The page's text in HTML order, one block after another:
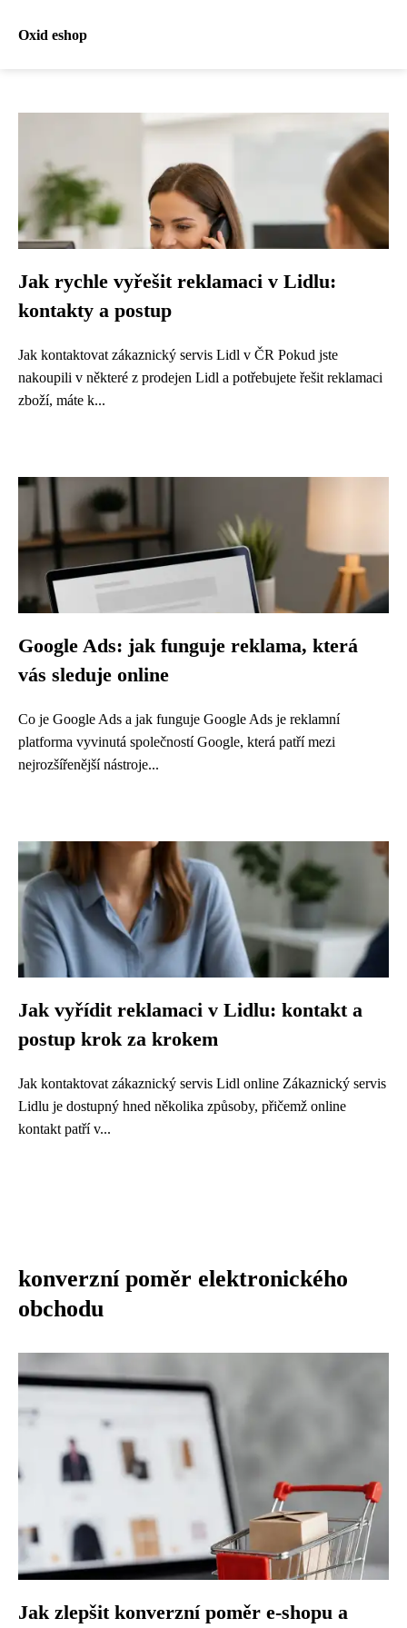
Oxid eshop
Jak rychle vyřešit reklamaci v Lidlu:
kontakty a postup
Jak kontaktovat zákaznický servis Lidl v ČR Pokud jste
nakoupili v některé z prodejen Lidl a potřebujete řešit reklamaci
zboží, máte k...
Google Ads: jak funguje reklama, která
vás sleduje online
Co je Google Ads a jak funguje Google Ads je reklamní
platforma vyvinutá společností Google, která patří mezi
nejrozšířenější nástroje...
Jak vyřídit reklamaci v Lidlu: kontakt a
postup krok za krokem
Jak kontaktovat zákaznický servis Lidl online Zákaznický servis
Lidlu je dostupný hned několika způsoby, přičemž online
kontakt patří v...
konverzní poměr elektronického
obchodu
Jak zlepšit konverzní poměr e-shopu a